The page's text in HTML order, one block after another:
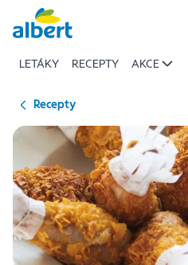
Přeskočit
LETÁKY RECEPTY AKCE
Recepty